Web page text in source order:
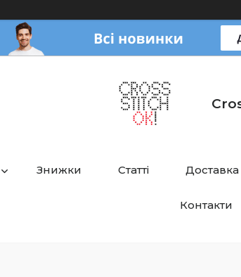
Знижки Статті Доставка
Контакти